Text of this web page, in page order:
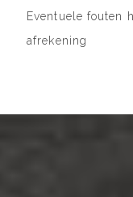
Eventuele fouten
afrekening